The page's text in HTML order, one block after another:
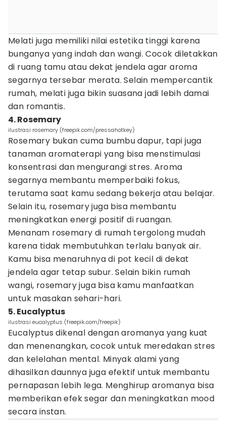
Melati juga memiliki nilai estetika tinggi karena
bunganya yang indah dan wangi. Cocok diletakkan
di ruang tamu atau dekat jendela agar aroma
segarnya tersebar merata. Selain mempercantik
rumah, melati juga bikin suasana jadi lebih damai
dan romantis.
4. Rosemary
ilustrasi rosemary (freepik.com/pressahotkey)
Rosemary bukan cuma bumbu dapur, tapi juga
tanaman aromaterapi yang bisa menstimulasi
konsentrasi dan mengurangi stres. Aroma
segarnya membantu memperbaiki fokus,
terutama saat kamu sedang bekerja atau belajar.
Selain itu, rosemary juga bisa membantu
meningkatkan energi positif di ruangan.
Menanam rosemary di rumah tergolong mudah
karena tidak membutuhkan terlalu banyak air.
Kamu bisa menaruhnya di pot kecil di dekat
jendela agar tetap subur. Selain bikin rumah
wangi, rosemary juga bisa kamu manfaatkan
untuk masakan sehari-hari.
5. Eucalyptus
ilustrasi eucalyptus (freepik.com/freepik)
Eucalyptus dikenal dengan aromanya yang kuat
dan menenangkan, cocok untuk meredakan stres
dan kelelahan mental. Minyak alami yang
dihasilkan daunnya juga efektif untuk membantu
pernapasan lebih lega. Menghirup aromanya bisa
memberikan efek segar dan meningkatkan mood
secara instan.